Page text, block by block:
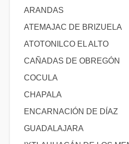
ARANDAS
ATEMAJAC DE BRIZUELA
ATOTONILCO EL ALTO
CAÑADAS DE OBREGÓN
COCULA
CHAPALA
ENCARNACIÓN DE DÍAZ
GUADALAJARA